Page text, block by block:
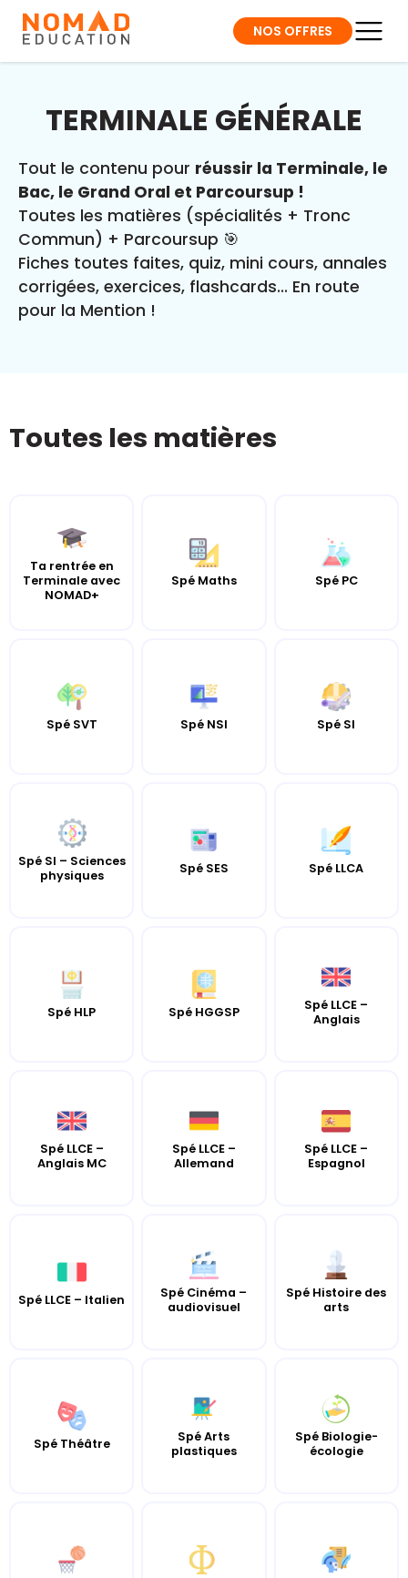
NOS OFFRES
TERMINALE GÉNÉRALE
Tout le contenu pour réussir la Terminale, le
Bac, le Grand Oral et Parcoursup !
Toutes les matières (spécialités + Tronc
Commun) + Parcoursup 🎯
Fiches toutes faites, quiz, mini cours, annales
corrigées, exercices, flashcards... En route
pour la Mention !
Toutes les matières
Ta rentrée en
Terminale avec
NOMAD+
Spé Maths Spé PC
Spé SVT Spé NSI Spé SI
Spé SI – Sciences
physiques
Spé SES Spé LLCA
Spé HLP Spé HGGSP
Spé LLCE –
Anglais
Spé LLCE –
Anglais MC
Spé LLCE –
Allemand
Spé LLCE –
Espagnol
Spé LLCE – Italien
Spé Cinéma –
audiovisuel
Spé Histoire des
arts
Spé Théâtre
Spé Arts
plastiques
Spé Biologie-
écologie